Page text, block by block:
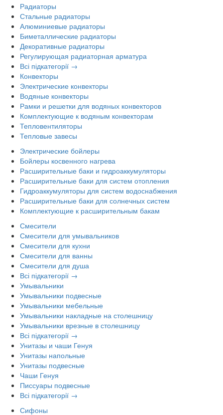
Радиаторы
Стальные радиаторы
Алюминиевые радиаторы
Биметаллические радиаторы
Декоративные радиаторы
Регулирующая радиаторная арматура
Всі підкатегорії →
Конвекторы
Электрические конвекторы
Водяные конвекторы
Рамки и решетки для водяных конвекторов
Комплектующие к водяным конвекторам
Тепловентиляторы
Тепловые завесы
Электрические бойлеры
Бойлеры косвенного нагрева
Расширительные баки и гидроаккумуляторы
Расширительные баки для систем отопления
Гидроаккумуляторы для систем водоснабжения
Расширительные баки для солнечных систем
Комплектующие к расширительным бакам
Смесители
Смесители для умывальников
Смесители для кухни
Смесители для ванны
Смесители для душа
Всі підкатегорії →
Умывальники
Умывальники подвесные
Умывальники мебельные
Умывальники накладные на столешницу
Умывальники врезные в столешницу
Всі підкатегорії →
Унитазы и чаши Генуя
Унитазы напольные
Унитазы подвесные
Чаши Генуя
Писсуары подвесные
Всі підкатегорії →
Сифоны